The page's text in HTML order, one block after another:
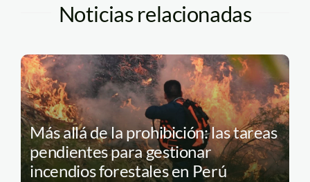
Noticias relacionadas
Más allá de la prohibición: las tareas
pendientes para gestionar
incendios forestales en Perú